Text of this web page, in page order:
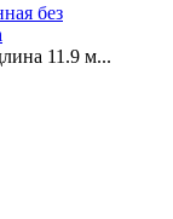
без
11.9 м...